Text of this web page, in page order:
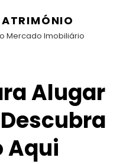
Mercado Imobiliário
Alugar
Aqui